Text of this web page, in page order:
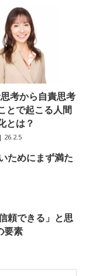
考から自責思考
とで起こる人間
とは？
| 26.2.5
ためにまず満た
頼できる」と思
要素